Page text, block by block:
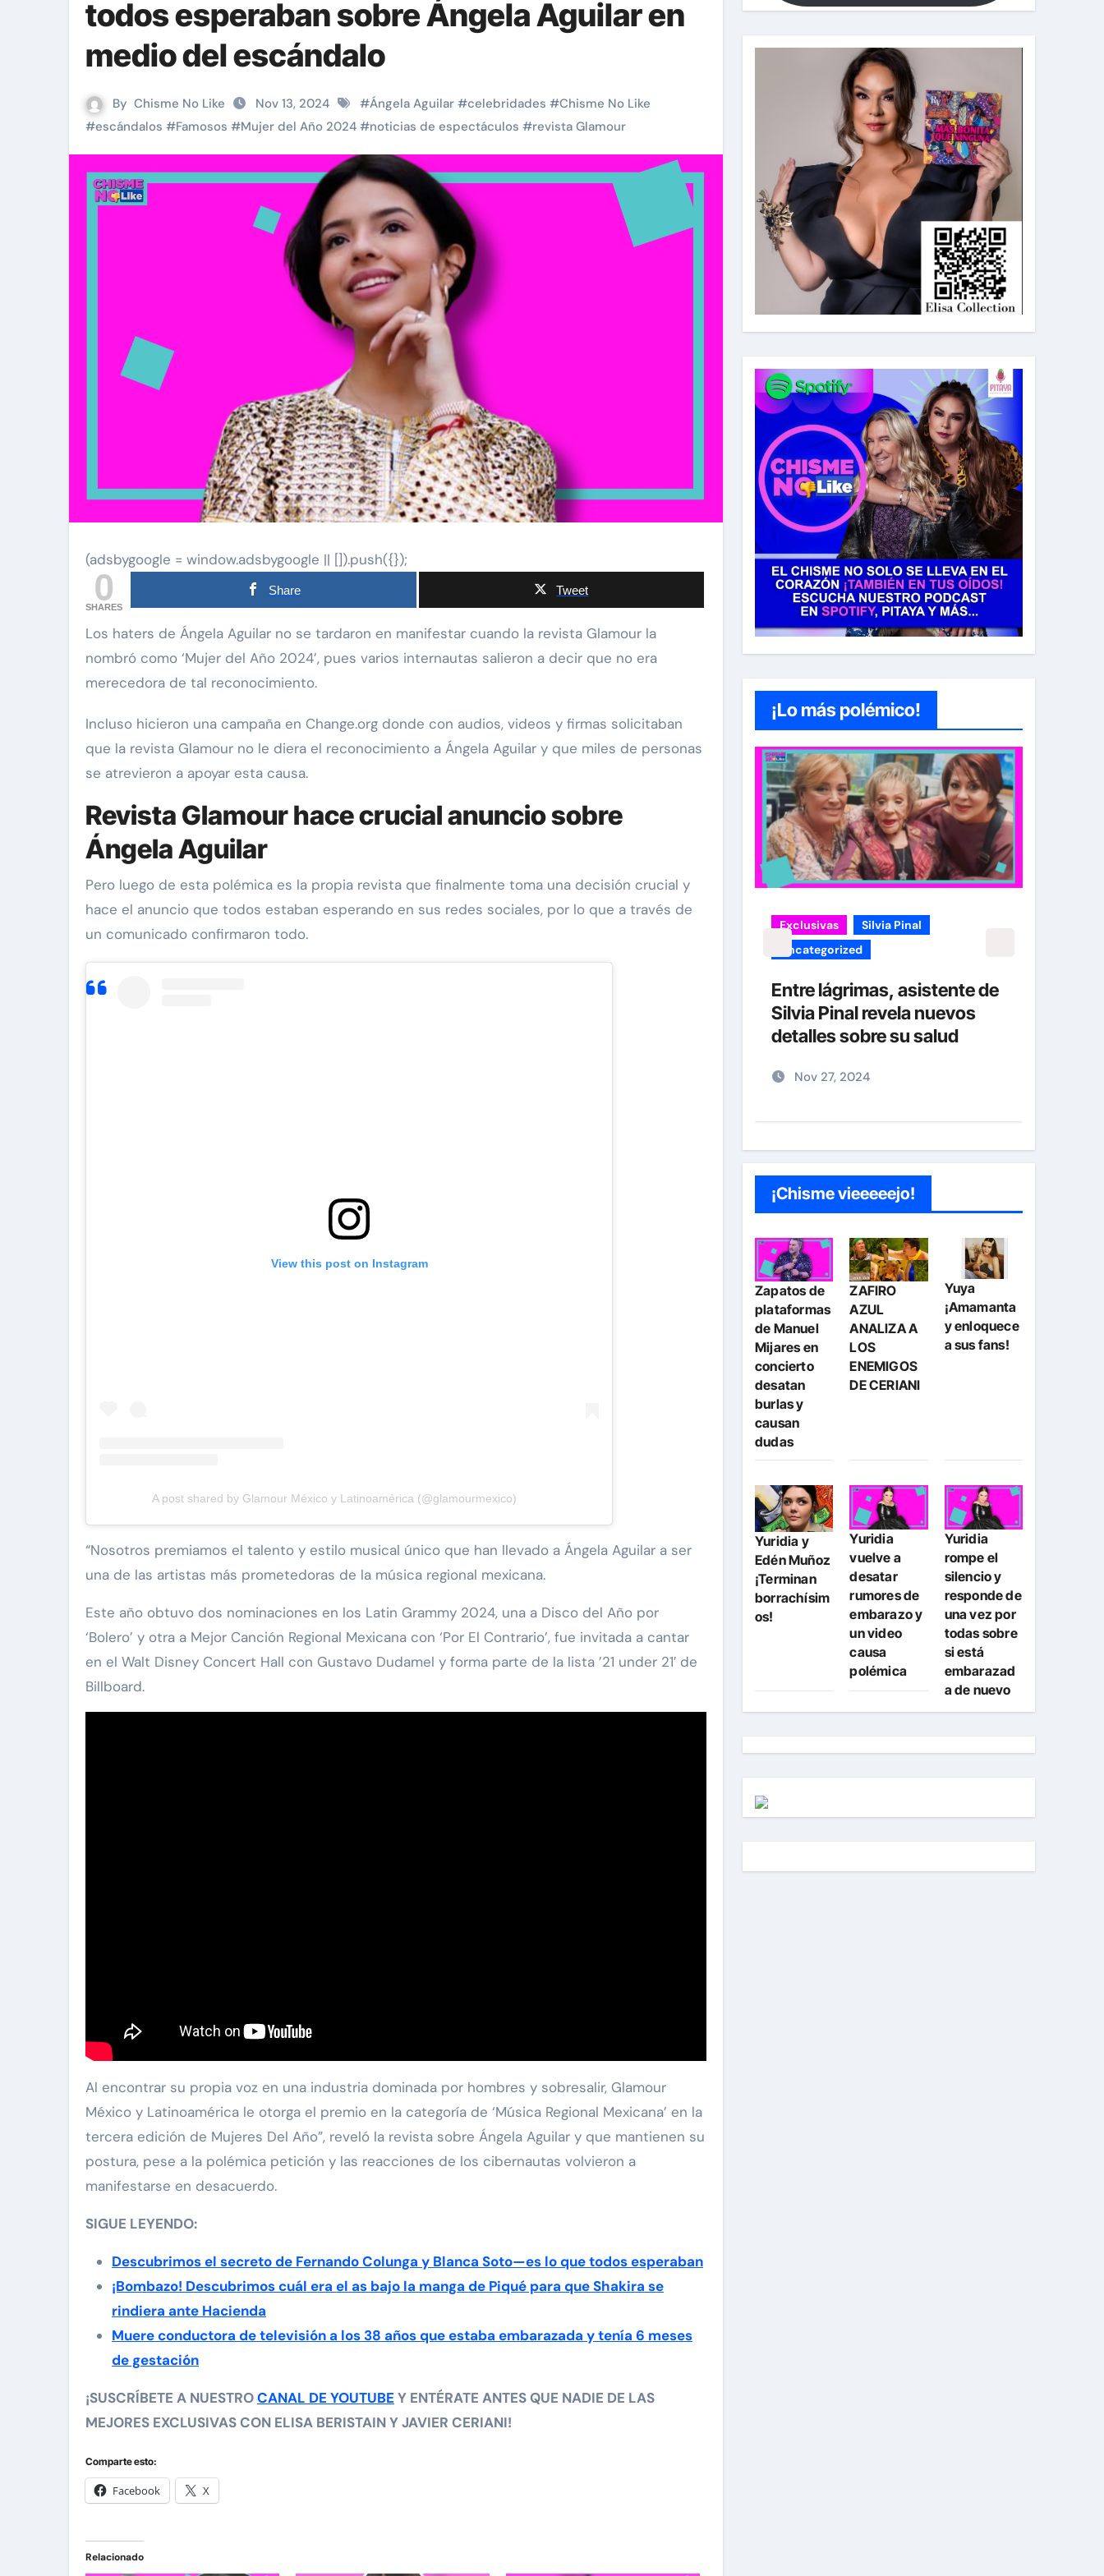
todos esperaban sobre Ángela Aguilar en
medio del escándalo
By Chisme No Like Nov 13, 2024 #Ángela Aguilar #celebridades #Chisme No Like
#escándalos #Famosos #Mujer del Año 2024 #noticias de espectáculos #revista Glamour
(adsbygoogle = window.adsbygoogle || []).push({});
0
SHARES
Share Tweet
Los haters de Ángela Aguilar no se tardaron en manifestar cuando la revista Glamour la
nombró como ‘Mujer del Año 2024’, pues varios internautas salieron a decir que no era
merecedora de tal reconocimiento.
Incluso hicieron una campaña en Change.org donde con audios, videos y firmas solicitaban
que la revista Glamour no le diera el reconocimiento a Ángela Aguilar y que miles de personas
se atrevieron a apoyar esta causa.
Revista Glamour hace crucial anuncio sobre
Ángela Aguilar
Pero luego de esta polémica es la propia revista que finalmente toma una decisión crucial y
hace el anuncio que todos estaban esperando en sus redes sociales, por lo que a través de
un comunicado confirmaron todo.
View this post on Instagram
A post shared by Glamour México y Latinoamérica (@glamourmexico)
“Nosotros premiamos el talento y estilo musical único que han llevado a Ángela Aguilar a ser
una de las artistas más prometedoras de la música regional mexicana.
Este año obtuvo dos nominaciones en los Latin Grammy 2024, una a Disco del Año por
‘Bolero’ y otra a Mejor Canción Regional Mexicana con ‘Por El Contrario’, fue invitada a cantar
en el Walt Disney Concert Hall con Gustavo Dudamel y forma parte de la lista ’21 under 21′ de
Billboard.
Al encontrar su propia voz en una industria dominada por hombres y sobresalir, Glamour
México y Latinoamérica le otorga el premio en la categoría de ‘Música Regional Mexicana’ en la
tercera edición de Mujeres Del Año”, reveló la revista sobre Ángela Aguilar y que mantienen su
postura, pese a la polémica petición y las reacciones de los cibernautas volvieron a
manifestarse en desacuerdo.
SIGUE LEYENDO:
Descubrimos el secreto de Fernando Colunga y Blanca Soto—es lo que todos esperaban
¡Bombazo! Descubrimos cuál era el as bajo la manga de Piqué para que Shakira se
rindiera ante Hacienda
Muere conductora de televisión a los 38 años que estaba embarazada y tenía 6 meses
de gestación
¡SUSCRÍBETE A NUESTROCANAL DE YOUTUBE Y ENTÉRATE ANTES QUE NADIE DE LAS
MEJORES EXCLUSIVAS CON ELISA BERISTAIN Y JAVIER CERIANI!
Comparte esto:
Facebook X
Relacionado
¡Lo más polémico!
supuesto
Exclusivas Silvia Pinal
Enrique Guzmán visita a
Luis Enrique Guzmán se
Exclusivas
Silvia Pinal
Uncategorized
Entre lágrimas, asistente de
Silvia Pinal revela nuevos
detalles sobre su salud
Nov 27, 2024
¡Chisme vieeeeejo!
Zapatos de
plataformas
de Manuel
Mijares en
concierto
desatan
burlas y
causan
dudas
ZAFIRO
AZUL
ANALIZA A
LOS
ENEMIGOS
DE CERIANI
Yuya
¡Amamanta
y enloquece
a sus fans!
Yuridia y
Edén Muñoz
¡Terminan
borrachísim
os!
Yuridia
vuelve a
desatar
rumores de
embarazo y
un video
causa
polémica
Yuridia
rompe el
silencio y
responde de
una vez por
todas sobre
si está
embarazad
a de nuevo